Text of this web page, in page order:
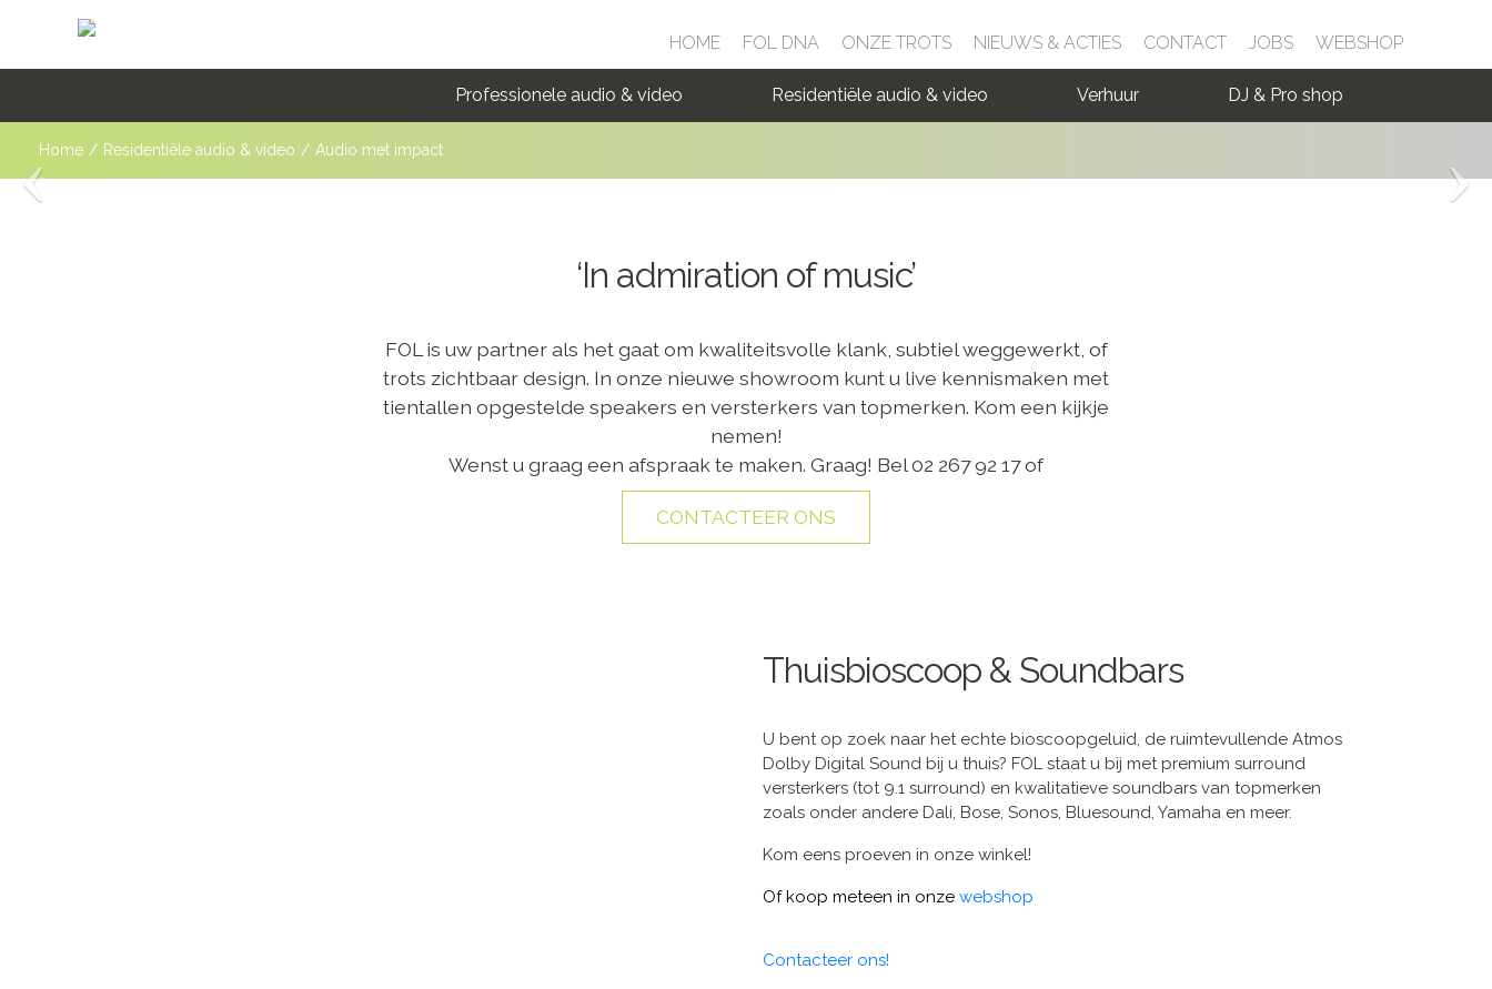
HOME FOL DNA ONZE TROTS NIEUWS & ACTIES CONTACT JOBS WEBSHOP
Professionele audio & video Residentiële audio & video Verhuur DJ & Pro shop
Home / Residentiële audio & video / Audio met impact
‘In admiration of music’
FOL is uw partner als het gaat om kwaliteitsvolle klank, subtiel weggewerkt, of
trots zichtbaar design. In onze nieuwe showroom kunt u live kennismaken met
tientallen opgestelde speakers en versterkers van topmerken. Kom een kijkje
nemen!
Wenst u graag een afspraak te maken. Graag! Bel 02 267 92 17 of
CONTACTEER ONS
Thuisbioscoop & Soundbars
U bent op zoek naar het echte bioscoopgeluid, de ruimtevullende Atmos
Dolby Digital Sound bij u thuis? FOL staat u bij met premium surround
versterkers (tot 9.1 surround) en kwalitatieve soundbars van topmerken
zoals onder andere Dali, Bose, Sonos, Bluesound, Yamaha en meer.
Kom eens proeven in onze winkel!
Of koop meteen in onze webshop
Contacteer ons!